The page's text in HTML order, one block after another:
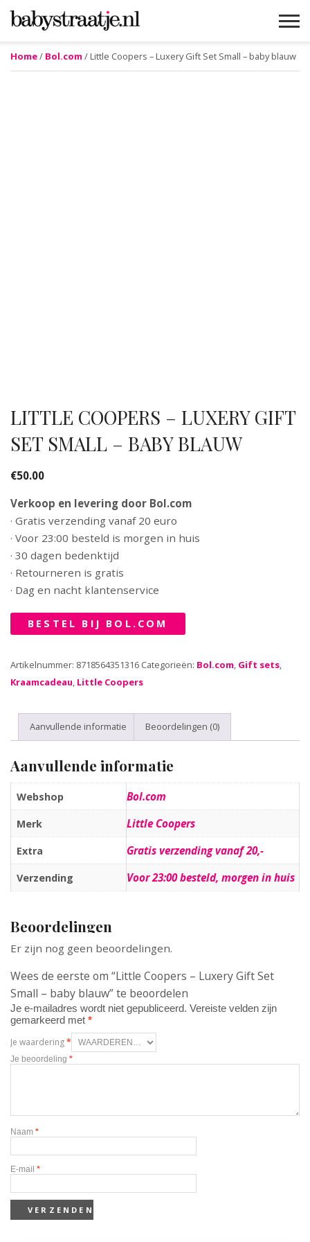
MAMAVLOGS
ZWANGER
BABY
LIFESTYLE
MUSTHAVES
CELEBS
ADVIES
WEBSHOPS
GRATIS
WIN
KORTINGEN
Home/ Bol.com / Little Coopers – Luxery Gift Set Small – baby blauw
LITTLE COOPERS – LUXERY GIFT
SET SMALL – BABY BLAUW
€50.00
Verkoop en levering door Bol.com
· Gratis verzending vanaf 20 euro
· Voor 23:00 besteld is morgen in huis
· 30 dagen bedenktijd
· Retourneren is gratis
· Dag en nacht klantenservice
BESTEL BIJ BOL.COM
Artikelnummer: 8718564351316 Categorieën: Bol.com, Gift sets,
Kraamcadeau, Little Coopers
Aanvullende informatie Beoordelingen (0)
Aanvullende informatie
Webshop Bol.com
Merk Little Coopers
Extra Gratis verzending vanaf 20,-
Verzending Voor 23:00 besteld, morgen in huis
Beoordelingen
Er zijn nog geen beoordelingen.
Wees de eerste om “Little Coopers – Luxery Gift Set
Small – baby blauw” te beoordelen
Je e-mailadres wordt niet gepubliceerd. Vereiste velden zijn
gemarkeerd met *
Je waardering*
Je beoordeling *
Naam *
E-mail *